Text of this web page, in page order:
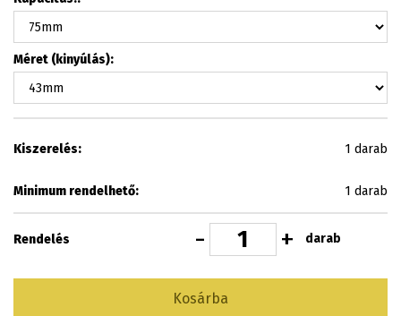
Méret (kinyúlás):
Kiszerelés: 1 darab
Minimum rendelhető: 1 darab
Rendelés - + darab
Kosárba